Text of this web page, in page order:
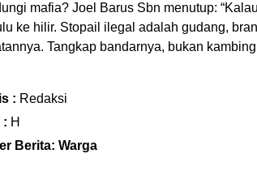
mafia? Joel Barus Sbn menutup:
ke hilir. Stopail ilegal adalah gudang,
Tangkap bandarnya, bukan
: Redaksi
: H
Berita: Warga